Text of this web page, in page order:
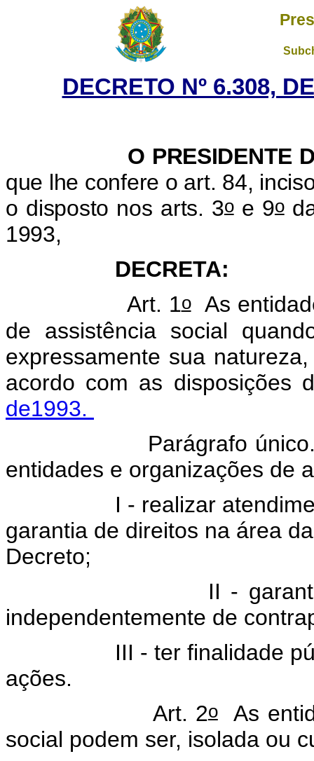
DECRETO Nº 6.308,
O PRESIDENTE
que lhe confere o art. 84,
o disposto nos arts. 3oe 9o
1993,
1oAs
de assistência social
expressamente sua
acordo com as disposições
de1993.
único. São
entidades e organizações de
atendimento,
garantia de direitos na área
Decreto;
garantir a
independentemente de
ter finalidade pública
ações.
2oAs
social podem ser, isolada ou